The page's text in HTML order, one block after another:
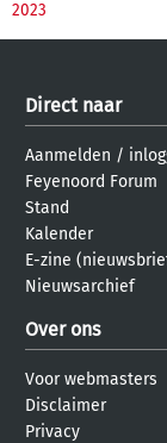
2023
Direct naar
Aanmelden /
Feyenoord Forum
Stand
Kalender
E-zine
Nieuwsarchief
Over ons
Voor webmasters
Disclaimer
Privacy